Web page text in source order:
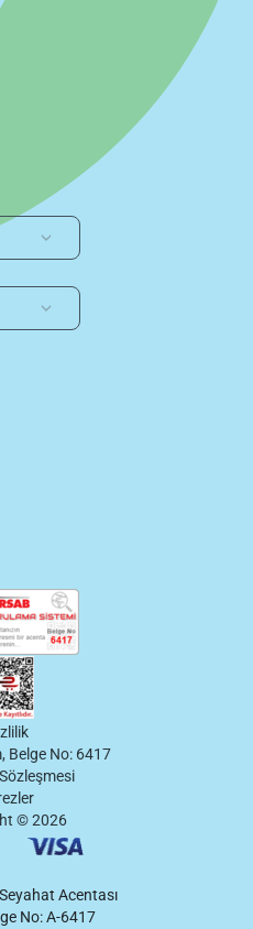
Belge No: 6417
Sözleşmesi
©2026
Acentası
No: A-6417